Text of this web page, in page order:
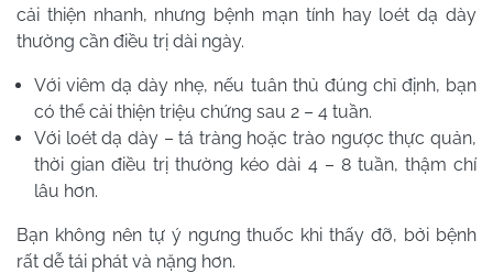
cải thiện nhanh, nhưng bệnh mạn tính hay loét dạ dày
thường cần điều trị dài ngày.
Với viêm dạ dày nhẹ, nếu tuân thủ đúng chỉ định, bạn
có thể cải thiện triệu chứng sau 2 – 4 tuần.
Với loét dạ dày – tá tràng hoặc trào ngược thực quản,
thời gian điều trị thường kéo dài 4 – 8 tuần, thậm chí
lâu hơn.
Bạn không nên tự ý ngưng thuốc khi thấy đỡ, bởi bệnh
rất dễ tái phát và nặng hơn.